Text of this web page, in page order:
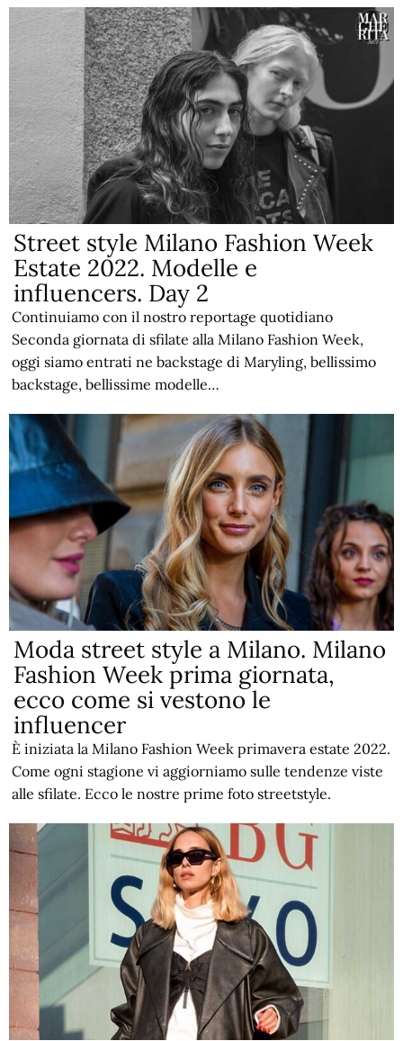
Street style Milano Fashion Week
Estate 2022. Modelle e
influencers. Day 2
Continuiamo con il nostro reportage quotidiano
Seconda giornata di sfilate alla Milano Fashion Week,
oggi siamo entrati ne backstage di Maryling, bellissimo
backstage, bellissime modelle…
Moda street style a Milano. Milano
Fashion Week prima giornata,
ecco come si vestono le
influencer
È iniziata la Milano Fashion Week primavera estate 2022.
Come ogni stagione vi aggiorniamo sulle tendenze viste
alle sfilate. Ecco le nostre prime foto streetstyle.